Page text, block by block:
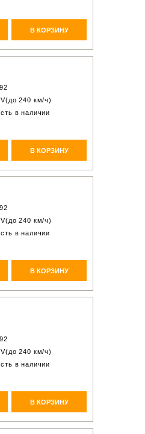
В КОРЗИНУ
92
V(до 240 км/ч)
в наличии
В КОРЗИНУ
92
V(до 240 км/ч)
в наличии
В КОРЗИНУ
92
V(до 240 км/ч)
в наличии
В КОРЗИНУ